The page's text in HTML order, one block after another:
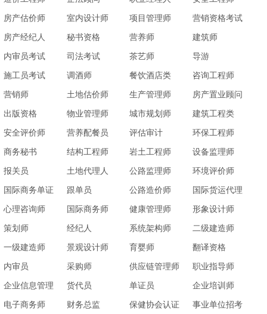
房产估价师 室内设计师 项目管理师 营销资格考试
房产经纪人 秘书资格 营养师 建筑师
内审员考试 司法考试 茶艺师 导游
施工员考试 调酒师 餐饮酒店类 咨询工程师
营销师 土地估价师 生产管理师 房产置业顾问
出版资格 物业管理师 城市规划师 建筑工程类
安全评价师 营养配餐员 评估审计 环保工程师
商务秘书 结构工程师 岩土工程师 设备监理师
报关员 土地代理人 公路监理师 环境评价师
国际商务单证
员
跟单员 公路造价师 国际货运代理
心理咨询师 国际商务师 健康管理师 形象设计师
策划师 经纪人 系统架构师 二级建造师
一级建造师 景观设计师 育婴师 翻译资格
内审员 采购师 供应链管理师 职业指导师
企业信息管理
师
货代员 单证员 企业培训师
电子商务师 财务总监 保健协会认证 事业单位招考